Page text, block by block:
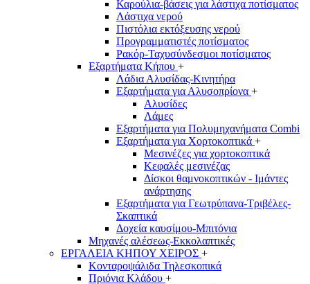
Καρούλια-βάσεις για λάστιχα ποτίσματος
Λάστιχα νερού
Πιστόλια εκτόξευσης νερού
Προγραμματιστές ποτίσματος
Ρακόρ-Ταχυσύνδεσμοι ποτίσματος
Εξαρτήματα Κήπου +
Λάδια Αλυσίδας-Κινητήρα
Εξαρτήματα για Αλυσοπρίονα +
Αλυσίδες
Λάμες
Εξαρτήματα για Πολυμηχανήματα Combi
Εξαρτήματα για Χορτοκοπτικά +
Μεσινέζες για χορτοκοπτικά
Κεφαλές μεσινέζας
Δίσκοι θαμνοκοπτικών - Ιμάντες
ανάρτησης
Εξαρτήματα για Γεωτρύπανα-Τριβέλες-
Σκαπτικά
Δοχεία καυσίμου-Μπιτόνια
Μηχανές αλέσεως-Εκκολαπτικές
ΕΡΓΑΛΕΙΑ ΚΗΠΟΥ ΧΕΙΡΟΣ +
Κονταροψάλιδα Τηλεσκοπικά
Πριόνια Κλάδου +